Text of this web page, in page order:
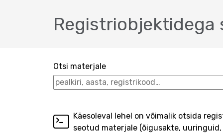
Otsi materjale
Käesoleval lehel on võimalik otsida
seotud materjale (õigusakte,